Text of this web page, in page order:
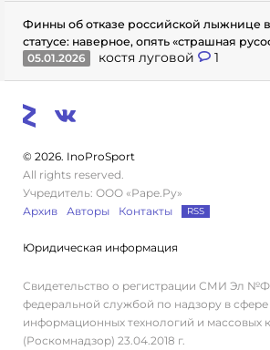
Финны об отказе российской лыжнице
статусе: наверное, опять «страшная
05.01.2026
костя луговой 1
© 2026. InoProSport
All rights reserved.
Учредитель: ООО «Раре.Ру»
Архив
Авторы Контакты RSS
Юридическая информация
Свидетельство о регистрации СМИ Эл
федеральной службой по надзору в сфере
информационных технологий и массовых
(Роскомнадзор) 23.04.2018 г.